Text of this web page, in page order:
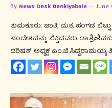
By News Desk Benkiyabale June
ತುಮಕೂರು: ಜಾತಿ, ಮತ, ಪಂಗಡ
ಸಂದೇಶವನ್ನು ಬಿತ್ತಿದವರು
ಪರಿಷತ್ ಅಧ್ಯಕ್ಷ ಎಂ.ಜಿ.ಸಿದ್ದರಾಮಯ್ಯ